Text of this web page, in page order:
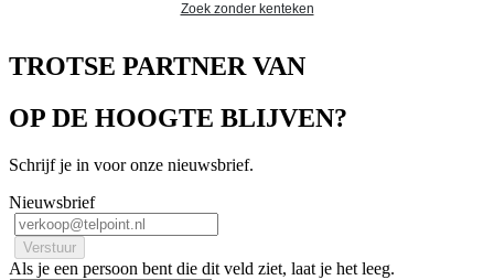
Zoek zonder kenteken
TROTSE PARTNER VAN
OP DE HOOGTE BLIJVEN?
Schrijf je in voor onze nieuwsbrief.
Nieuwsbrief
Als je een persoon bent die dit veld ziet, laat je het leeg.